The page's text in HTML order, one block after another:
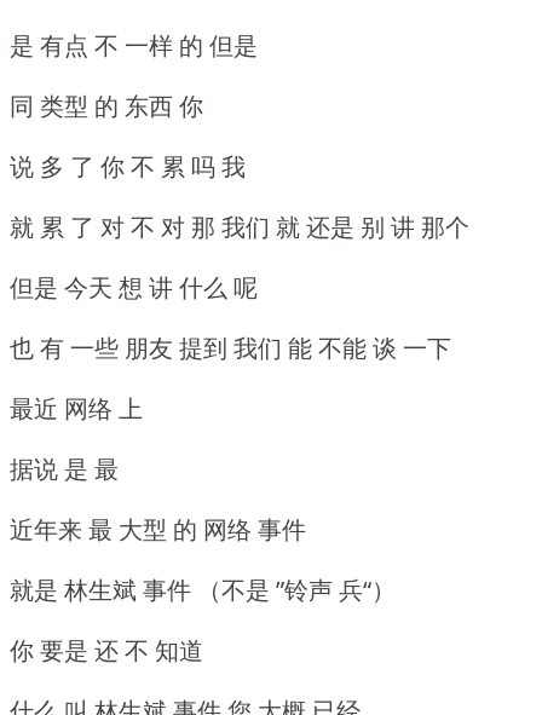
是 有点 不 一样 的 但是
同 类型 的 东西 你
说 多 了 你 不 累 吗 我
就 累 了 对 不 对 那 我们 就 还是 别 讲 那个
但是 今天 想 讲 什么 呢
也 有 一些 朋友 提到 我们 能 不能 谈 一下
最近 网络 上
据说 是 最
近年来 最 大型 的 网络 事件
就是 林生斌 事件 （不是 ”铃声 兵“）
你 要是 还 不 知道